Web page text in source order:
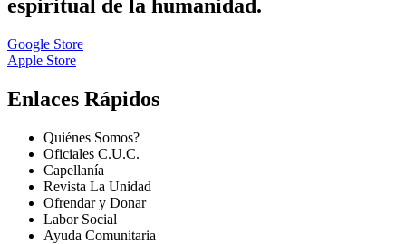
espiritual de la humanidad.
Google Store
Apple Store
Enlaces Rápidos
Quiénes Somos?
Oficiales C.U.C.
Capellanía
Revista La Unidad
Ofrendar y Donar
Labor Social
Ayuda Comunitaria